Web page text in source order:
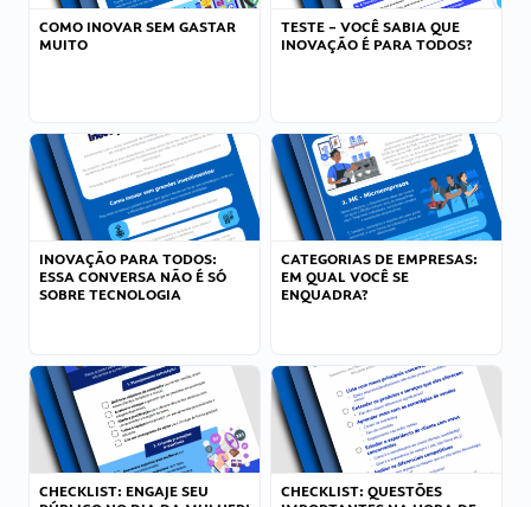
COMO INOVAR SEM GASTAR
MUITO
TESTE – VOCÊ SABIA QUE
INOVAÇÃO É PARA TODOS?
INOVAÇÃO PARA TODOS:
ESSA CONVERSA NÃO É SÓ
SOBRE TECNOLOGIA
CATEGORIAS DE EMPRESAS:
EM QUAL VOCÊ SE
ENQUADRA?
CHECKLIST: ENGAJE SEU
CHECKLIST: QUESTÕES